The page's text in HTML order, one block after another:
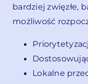
bardziej zwięzłe,
możliwość
Lokalne